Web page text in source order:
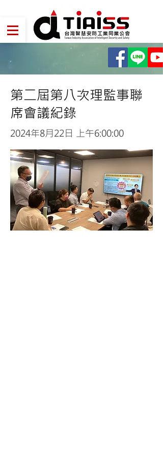
第二屆第八次理監事聯
席會議紀錄
2024年8月22日 上午6:00:00